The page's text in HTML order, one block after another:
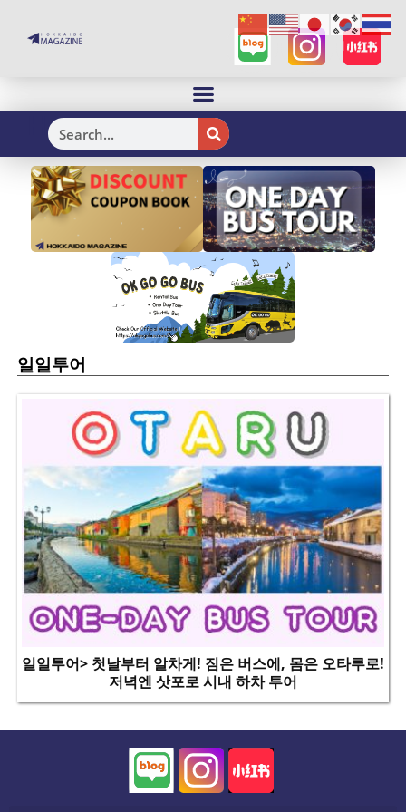
H
일일투어
일일투어> 첫날부터 알차게! 짐은 버스에, 몸은 오타루로!
저녁엔 삿포로 시내 하차 투어